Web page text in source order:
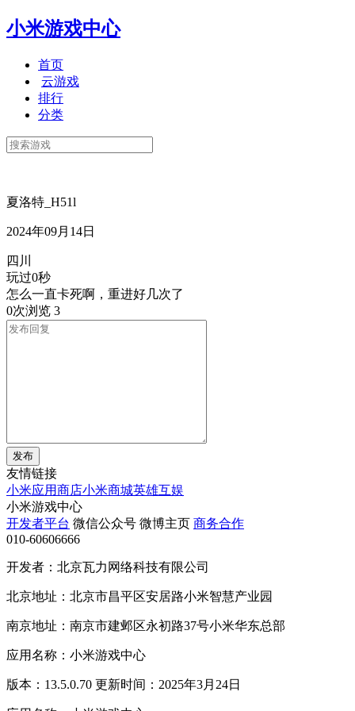
小米游戏中心
首页
云游戏
排行
分类
夏洛特_H51l
2024年09月14日
四川
玩过0秒
怎么一直卡死啊，重进好几次了
0次浏览 3
发布
友情链接
小米应用商店小米商城英雄互娱
小米游戏中心
开发者平台 微信公众号 微博主页 商务合作
010-60606666
开发者：北京瓦力网络科技有限公司
北京地址：北京市昌平区安居路小米智慧产业园
南京地址：南京市建邺区永初路37号小米华东总部
应用名称：小米游戏中心
版本：13.5.0.70 更新时间：2025年3月24日